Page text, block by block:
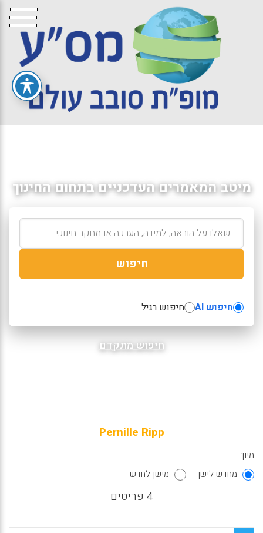
מיטב המאמרים העדכניים בתחום החינוך
חיפוש
חיפוש AI חיפוש רגיל
חיפוש מתקדם
Pernille Ripp
מיון:
מחדש לישן
מישן לחדש
4 פריטים